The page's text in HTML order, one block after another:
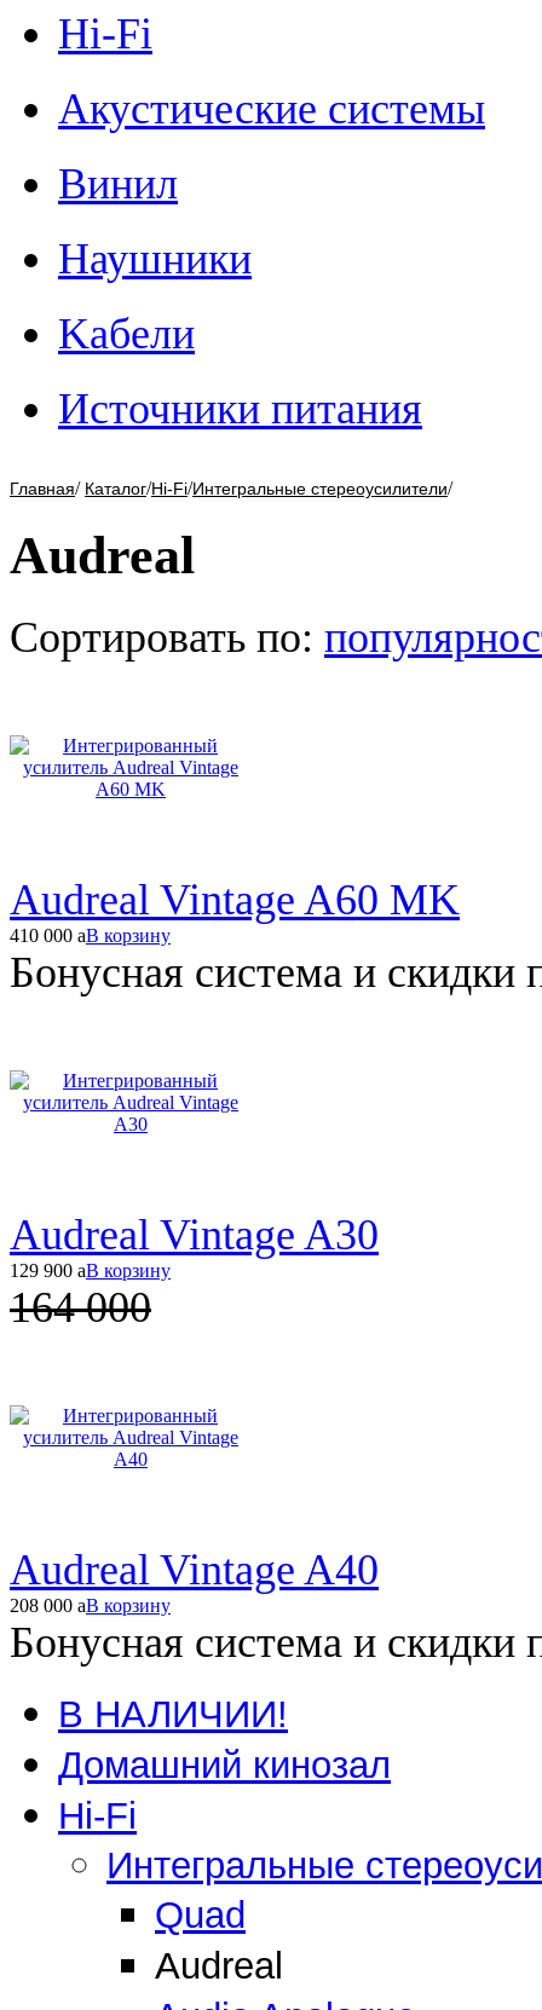
Hi-Fi
Акустические системы
Винил
Наушники
Kабели
Источники питания
Главная/ Каталог/Hi-Fi/Интегральные стереоусилители/
Audreal
Сортировать по:
Audreal Vintage A60 MK
410 000 aВ корзину
Бонусная система и скидки
Audreal Vintage A30
129 900 aВ корзину
164 000
Audreal Vintage A40
208 000 aВ корзину
Бонусная система и скидки
В НАЛИЧИИ!
Домашний кинозал
Hi-Fi
Интегральные
Quad
Audreal